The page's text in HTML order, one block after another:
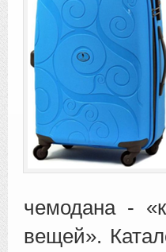
чемодана -
вещей».